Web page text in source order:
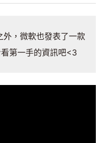
，微軟也發表了一款
第一手的資訊吧<3